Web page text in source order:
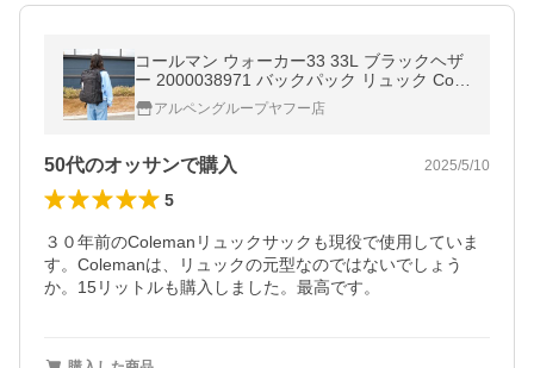
コールマン ウォーカー33 33L ブラックヘザ
ー 2000038971 バックパック リュック Cole
manアルペングループヤフー店
50代のオッサンで購入 2025/5/10
5
３０年前のColemanリュックサックも現役で使用していま
す。Colemanは、リュックの元型なのではないでしょう
か。15リットルも購入しました。最高です。